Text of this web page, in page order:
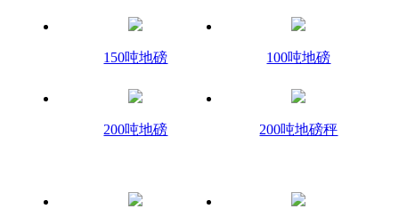
150吨地磅 100吨地磅
200吨地磅 200吨地磅秤